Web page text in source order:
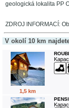
geologická lokalita PP
ZDROJ INFORMACÍ:
V okolí 10 km
1,5 km